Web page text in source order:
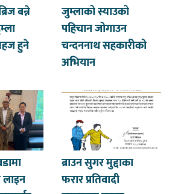
बन्ने
हुने
जुम्लाको स्याउको
पहिचान जोगाउन
चन्दननाथ सहकारीको
अभियान
लाइन
ब्राउन सुगर मुद्दाका
फरार प्रतिवादी